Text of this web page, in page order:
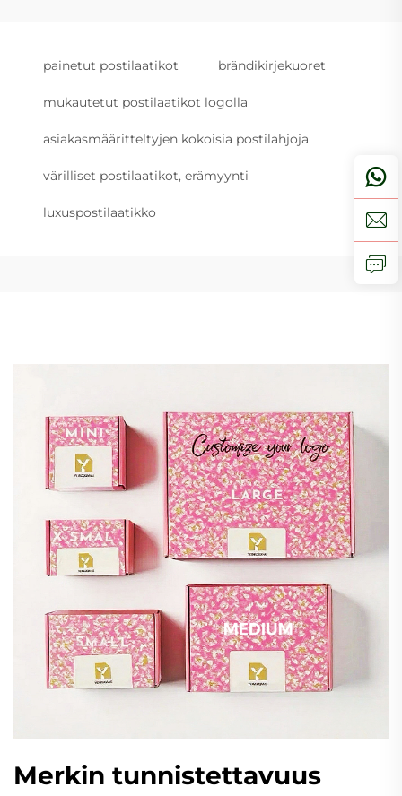
painetut postilaatikot brändikirjekuoret
mukautetut postilaatikot logolla
asiakasmääritteltyjen kokoisia postilahjoja
värilliset postilaatikot, erämyynti
luxuspostilaatikko
Merkin tunnistettavuus